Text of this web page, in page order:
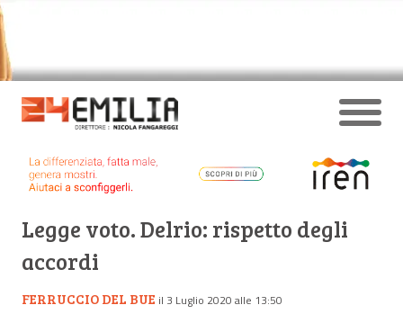
Legge voto. Delrio: rispetto degli
accordi
FERRUCCIO DEL BUE il 3 Luglio 2020 alle 13:50